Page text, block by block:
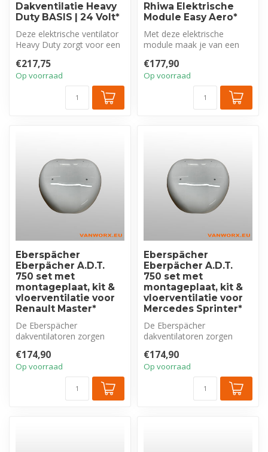
Dakventilatie Heavy
Duty BASIS | 24 Volt*
Deze elektrische ventilator
Heavy Duty zorgt voor een
van...
€217,75
Op voorraad
Rhiwa Elektrische
Module Easy Aero*
Met deze elektrische
module maak je van een
dakventilator een Ea...
€177,90
Op voorraad
Eberspächer
Eberpächer A.D.T.
750 set met
montageplaat, kit &
vloerventilatie voor
Renault Master*
De Eberspächer
dakventilatoren zorgen
van het voert...
€174,90
Op voorraad
Eberspächer
Eberpächer A.D.T.
750 set met
montageplaat, kit &
vloerventilatie voor
Mercedes Sprinter*
De Eberspächer
dakventilatoren zorgen
van het voert...
€174,90
Op voorraad